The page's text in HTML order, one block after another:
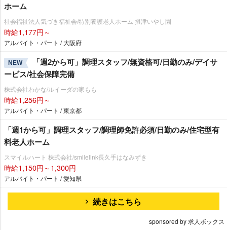
ホーム
社会福祉法人気づき福祉会/特別養護老人ホーム 摂津いやし園
時給1,177円～
アルバイト・パート / 大阪府
NEW
「週2から可」調理スタッフ/無資格可/日勤のみ/デイサ
ービス/社会保障完備
株式会社わかな/ルイーダの家もも
時給1,256円～
アルバイト・パート / 東京都
「週1から可」調理スタッフ/調理師免許必須/日勤のみ/住宅型有
料老人ホーム
スマイルハート 株式会社/smilelink長久手はなみずき
時給1,150円～1,300円
アルバイト・パート / 愛知県
続きはこちら
sponsored by 求人ボックス